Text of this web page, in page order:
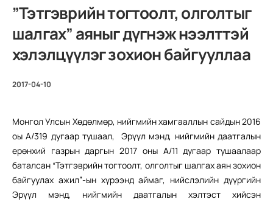
”Тэтгэврийн тогтоолт, олголтыг
шалгах” аяныг дүгнэж нээлттэй
хэлэлцүүлэг зохион байгууллаа
2017-04-10
Монгол Улсын Хөдөлмөр, нийгмийн хамгааллын сайдын 2016
оы А/319 дугаар тушаал, Эрүүл мэнд, нийгмийн даатгалын
ерөнхий газрын даргын 2017 оны А/11 дугаар тушаалаар
баталсан “Тэтгэврийн тогтоолт, олголтыг шалгах аян зохион
байгуулах ажил”-ын хүрээнд аймаг, нийслэлийн дүүргийн
Эрүүл мэнд, нийгмийн даатгалын хэлтэст хийсэн